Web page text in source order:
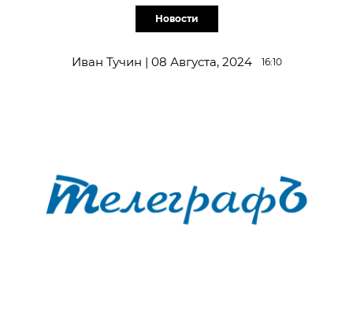
Новости
Иван Тучин | 08 Августа, 2024 16:10